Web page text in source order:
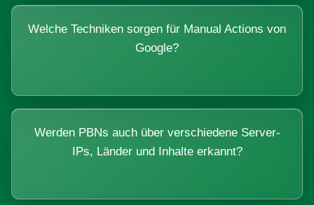
Welche Techniken sorgen für Manual Actions von
Google?
Werden PBNs auch über verschiedene Server-
IPs, Länder und Inhalte erkannt?